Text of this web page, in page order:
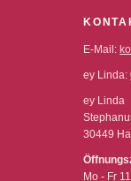
E-Mail:
ey Linda:
ey Linda
30449
Mo - Fr